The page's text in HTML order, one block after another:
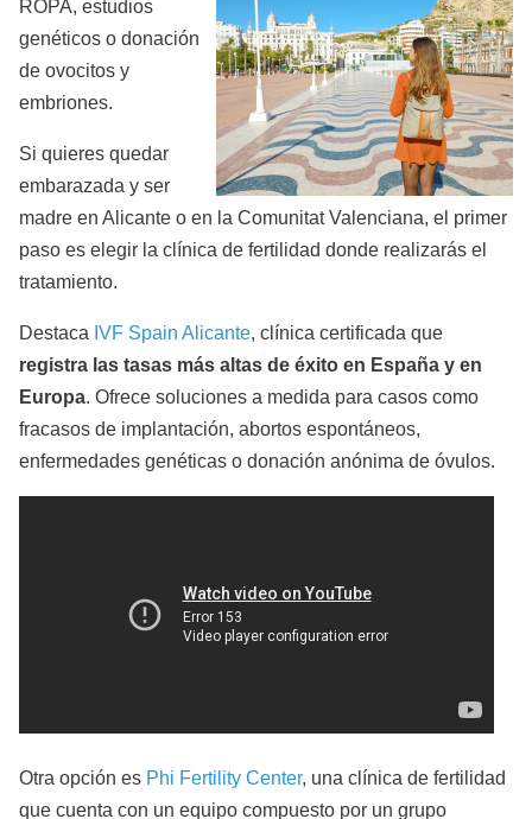
ROPA, estudios
genéticos o donación
de ovocitos y
embriones.
Si quieres quedar
embarazada y ser
madre en Alicante o en la Comunitat Valenciana, el primer
paso es elegir la clínica de fertilidad donde realizarás el
tratamiento.
Destaca IVF Spain Alicante, clínica certificada que
registra las tasas más altas de éxito en España y en
Europa. Ofrece soluciones a medida para casos como
fracasos de implantación, abortos espontáneos,
enfermedades genéticas o donación anónima de óvulos.
Otra opción es Phi Fertility Center, una clínica de fertilidad
que cuenta con un equipo compuesto por un grupo